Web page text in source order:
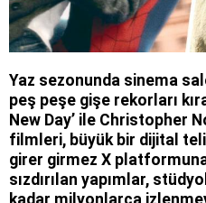
Yaz sezonunda sinema
peş peşe gişe rekorları
New Day’ ile Christopher
filmleri, büyük bir dijital
girer girmez X
sızdırılan yapımlar,